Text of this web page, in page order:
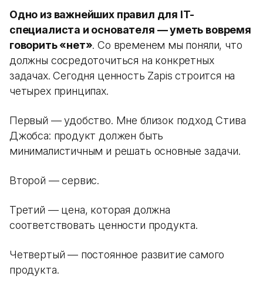
Одно из важнейших правил для IT-
специалиста и основателя — уметь вовремя
говорить «нет». Со временем мы поняли, что
должны сосредоточиться на конкретных
задачах. Сегодня ценность Zapis строится на
четырех принципах.
Первый — удобство. Мне близок подход Стива
Джобса: продукт должен быть
минималистичным и решать основные задачи.
Второй — сервис.
Третий — цена, которая должна
соответствовать ценности продукта.
Четвертый — постоянное развитие самого
продукта.